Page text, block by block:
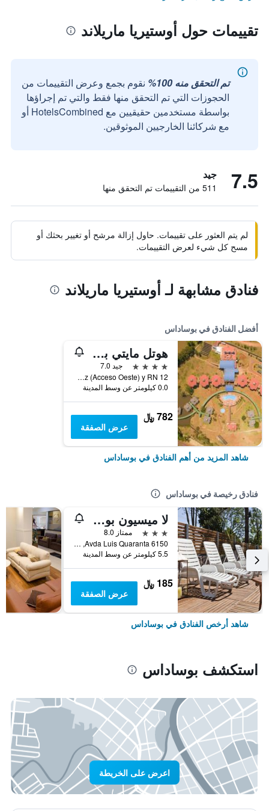
تقييمات حول أوستيريا ماريلاند
تم التحقق منه 100%
نقوم بجمع وعرض التقييمات من
الحجوزات التي تم التحقق منها فقط والتي تم إجراؤها
بواسطة مستخدمين حقيقيين مع HotelsCombined أو
مع شركائنا الخارجيين الموثوقين.
7.5 جيد
511 من التقييمات تم التحقق منها
لم يتم العثور على تقييمات. حاول إزالة مرشح أو تغيير بحثك أو
مسح كل شيء لعرض التقييمات.
فنادق مشابهة لـ أوستيريا ماريلاند
أفضل الفنادق في بوساداس
هوتل مايتي بوساداس
4 نجوم
جيد 7.0
Av. Ulises López (Acceso Oeste) y RN 12, بوساداس, محافظة ميسيونس, الأرجنتين
0.0 كيلومتر عن وسط المدينة
782 ﷼
عرض الصفقة
شاهد المزيد من أهم الفنادق في بوساداس
فنادق رخيصة في بوساداس
لا ميسيون بوساداس
3 نجوم
ممتاز 8.0
Avda Luis Quaranta 6150, بوساداس, محافظة ميسيونس, الأرجنتين
5.5 كيلومتر عن وسط المدينة
185 ﷼
عرض الصفقة
شاهد أرخص الفنادق في بوساداس
استكشف بوساداس
اعرض على الخريطة